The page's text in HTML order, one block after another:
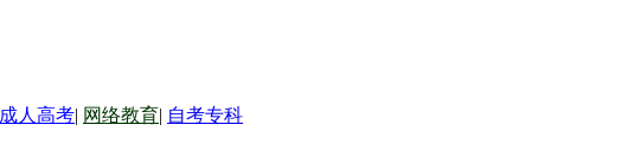
成人高考| 网络教育| 自考专科